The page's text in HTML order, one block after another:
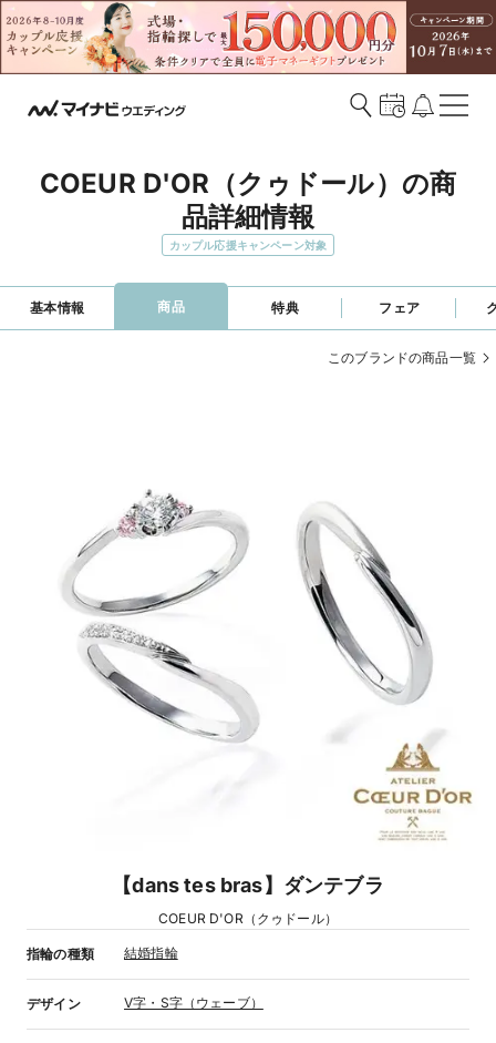
COEUR D'OR（クゥドール）の商
品詳細情報
カップル応援キャンペーン対象
基本情報 商品 特典 フェア
このブランドの商品一覧
【dans tes bras】ダンテブラ
COEUR D'OR（クゥドール）
指輪の種類 結婚指輪
デザイン V字・S字（ウェーブ）